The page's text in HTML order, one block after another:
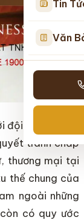
Tin
Văn
ngũ luật sư
tranh chấp
thương mại tại
thế chung của
ngoài những
có quy ước